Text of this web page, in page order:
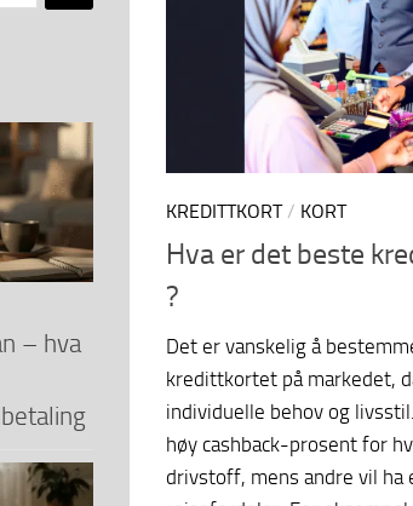
KREDITTKORT/ KORT
Hva er det beste
?
Det er vanskelig å
kredittkortet på markedet,
individuelle behov og
høy cashback-prosent for
drivstoff, mens andre vil ha
– hva